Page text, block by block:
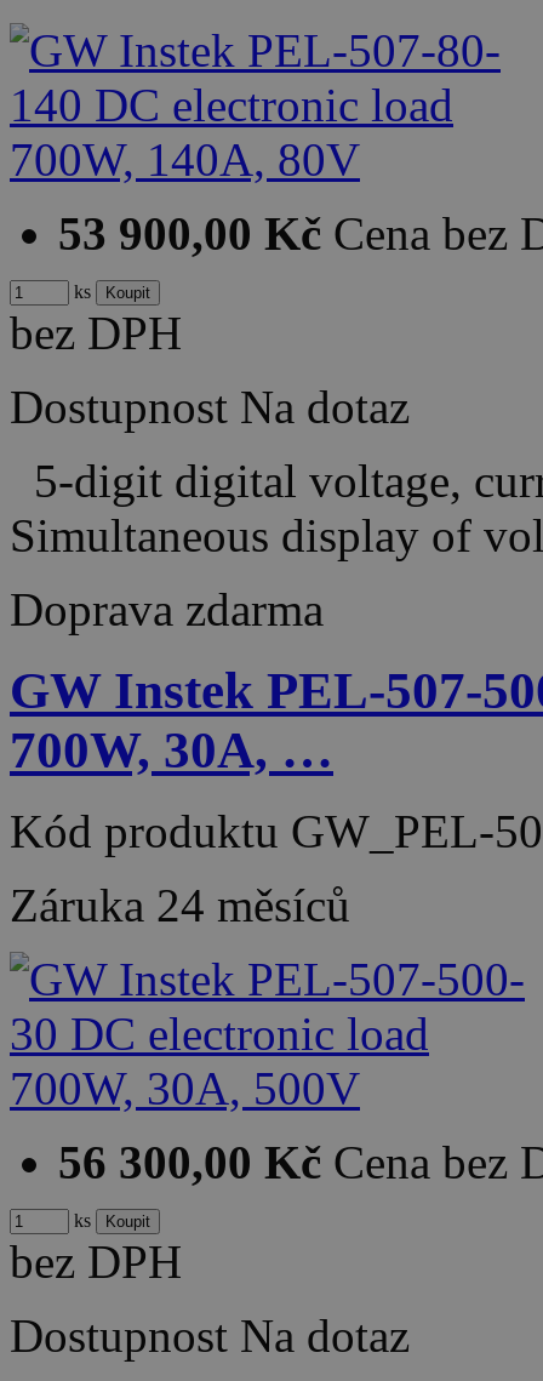
53 900,00 Kč Cena bez
ks
bez DPH
Dostupnost Na dotaz
5-digit digital voltage,
Simultaneous display of
Doprava zdarma
GW Instek PEL-507-
700W, 30A, …
Kód produktu GW_PEL-
Záruka 24 měsíců
56 300,00 Kč Cena bez
ks
bez DPH
Dostupnost Na dotaz